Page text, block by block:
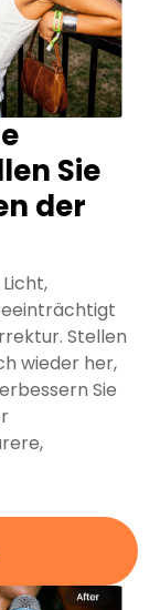
Sie
der
Stellen
wieder her,
Sie